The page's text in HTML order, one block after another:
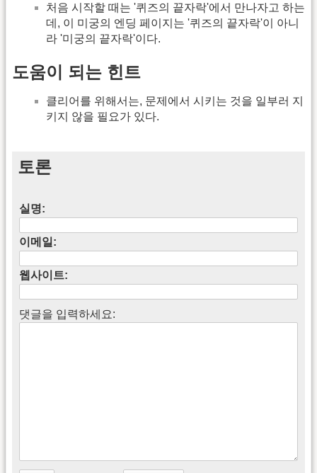
처음 시작할 때는 '퀴즈의 끝자락'에서 만나자고 하는
데, 이 미궁의 엔딩 페이지는 '퀴즈의 끝자락'이 아니
라 '미궁의 끝자락'이다.
도움이 되는 힌트
클리어를 위해서는, 문제에서 시키는 것을 일부러 지
키지 않을 필요가 있다.
토론
실명:
이메일:
웹사이트:
댓글을 입력하세요: